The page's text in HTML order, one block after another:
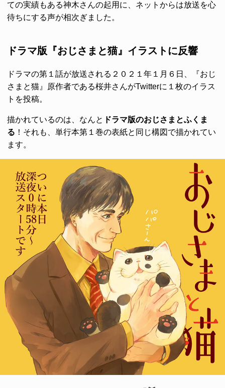
ての実績もある神木さんの起用に、ネットからは放送を心
待ちにする声が相次ぎました。
ドラマ版『おじさまと猫』イラストに反響
ドラマの第１話が放送される２０２１年１月６日、『おじ
さまと猫』原作者である桜井さんがTwitterに１枚のイラス
トを投稿。
描かれているのは、なんと ドラマ版のおじさまとふくま
る ！それも、単行本第１巻の表紙と同じ構図で描かれてい
ます。